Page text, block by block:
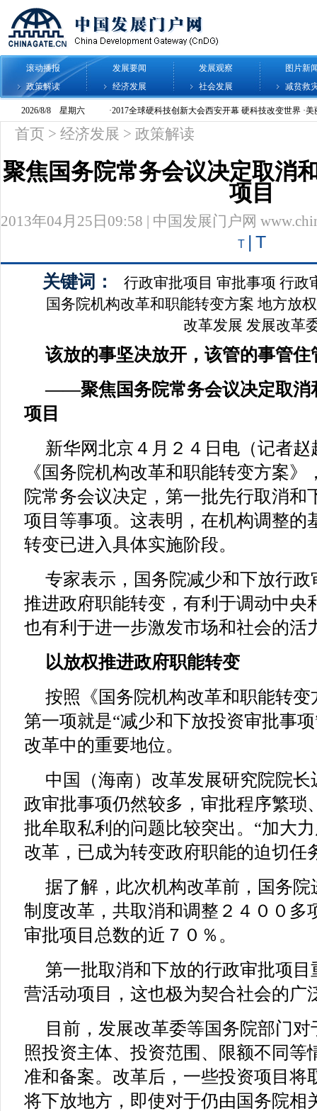
滚动播报 发展要闻 发展观察
图片新
政策解读
经济发展 社会发展 减贫救
首页 > 经济发展 > 政策解读
聚焦国务院常务会议决定取消
项目
2013年04月25日09:58 | 中国发展门户网
T T
关键词： 行政审批项目 审批事项 行政
国务院机构改革和职能转变方案 地方放权
改革发展 发展改革
该放的事坚决放开，该管的事管住
——聚焦国务院常务会议决定取消
项目
新华网北京４月２４日电（记者
《国务院机构改革和职能转变方案
院常务会议决定，第一批先行取消和
项目等事项。这表明，在机构调整的
转变已进入具体实施阶段。
专家表示，国务院减少和下放行
推进政府职能转变，有利于调动中央
也有利于进一步激发市场和社会的活
以放权推进政府职能转变
按照《国务院机构改革和职能转
第一项就是“减少和下放投资审批事
改革中的重要地位。
中国（海南）改革发展研究院院
政审批事项仍然较多，审批程序繁琐
批牟取私利的问题比较突出。“加大
改革，已成为转变政府职能的迫切任
据了解，此次机构改革前，国务
制度改革，共取消和调整２４００多
审批项目总数的近７０％。
第一批取消和下放的行政审批项
营活动项目，这也极为契合社会的广
目前，发展改革委等国务院部门
照投资主体、投资范围、限额不同等
准和备案。改革后，一些投资项目将
将下放地方，即使对于仍由国务院相